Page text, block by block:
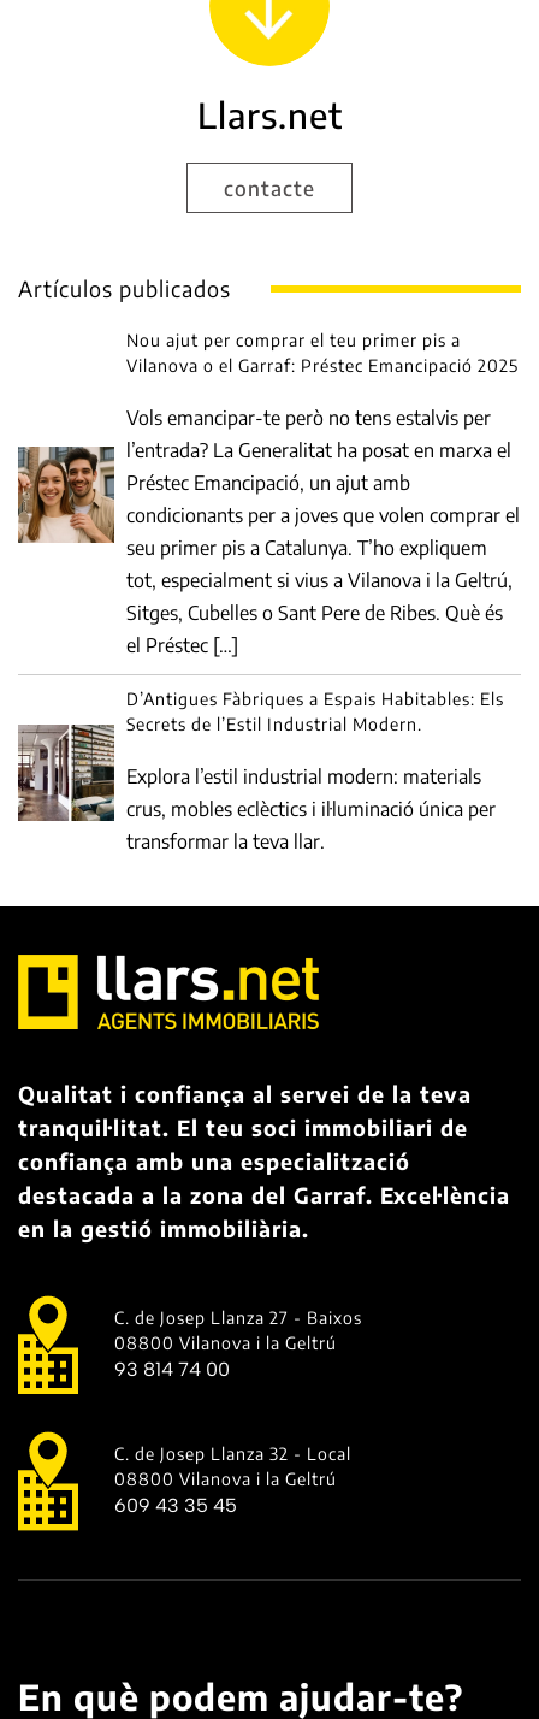
Llars.net
contacte
Artículos publicados
Nou ajut per comprar el teu primer pis a
Vilanova o el Garraf: Préstec Emancipació 2025
Vols emancipar-te però no tens estalvis per
l’entrada? La Generalitat ha posat en marxa el
Préstec Emancipació, un ajut amb
condicionants per a joves que volen comprar el
seu primer pis a Catalunya. T’ho expliquem
tot, especialment si vius a Vilanova i la Geltrú,
Sitges, Cubelles o Sant Pere de Ribes. Què és
el Préstec […]
D’Antigues Fàbriques a Espais Habitables: Els
Secrets de l’Estil Industrial Modern.
Explora l’estil industrial modern: materials
crus, mobles eclèctics i il·luminació única per
transformar la teva llar.
Qualitat i confiança al servei de la teva
tranquil·litat. El teu soci immobiliari de
confiança amb una especialització
destacada a la zona del Garraf. Excel·lència
en la gestió immobiliària.
C. de Josep Llanza 27 - Baixos
08800 Vilanova i la Geltrú
93 814 74 00
C. de Josep Llanza 32 - Local
08800 Vilanova i la Geltrú
609 43 35 45
En què podem ajudar-te?